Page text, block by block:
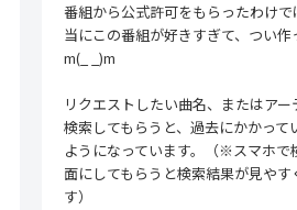
番組から公式許可をもらったわけ
当にこの番組が好きすぎて、つい作
m(_ _)m
リクエストしたい曲名、またはア
検索してもらうと、過去にかかって
ようになっています。（※スマホで
面にしてもらうと検索結果が見やす
す）